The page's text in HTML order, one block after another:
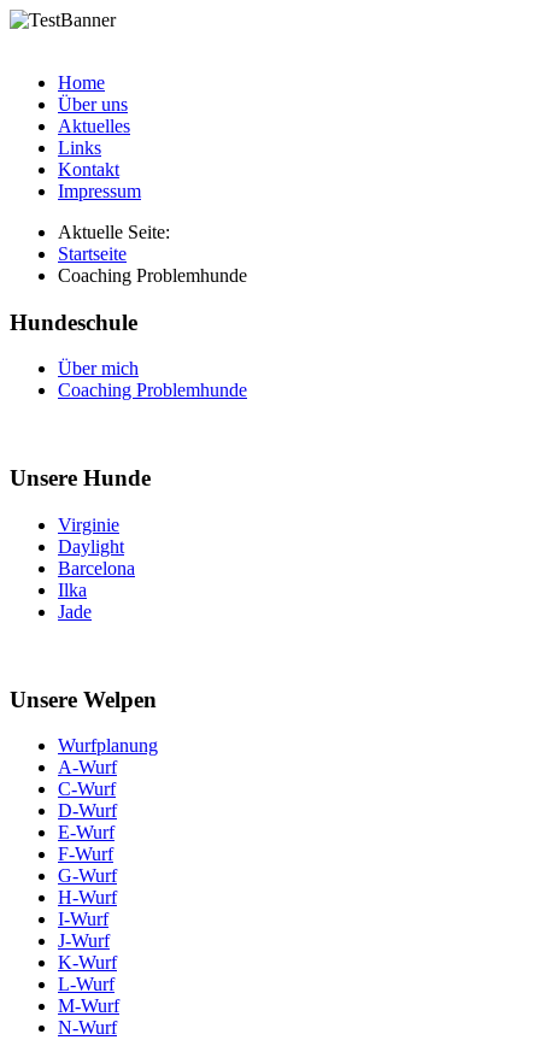
Home
Über uns
Aktuelles
Links
Kontakt
Impressum
Aktuelle Seite:
Startseite
Coaching Problemhunde
Hundeschule
Über mich
Coaching Problemhunde
Unsere Hunde
Virginie
Daylight
Barcelona
Ilka
Jade
Unsere Welpen
Wurfplanung
A-Wurf
C-Wurf
D-Wurf
E-Wurf
F-Wurf
G-Wurf
H-Wurf
I-Wurf
J-Wurf
K-Wurf
L-Wurf
M-Wurf
N-Wurf